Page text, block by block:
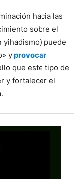
hacia las
sobre el
yihadismo) puede
yprovocar
que este tipo de
y fortalecer el